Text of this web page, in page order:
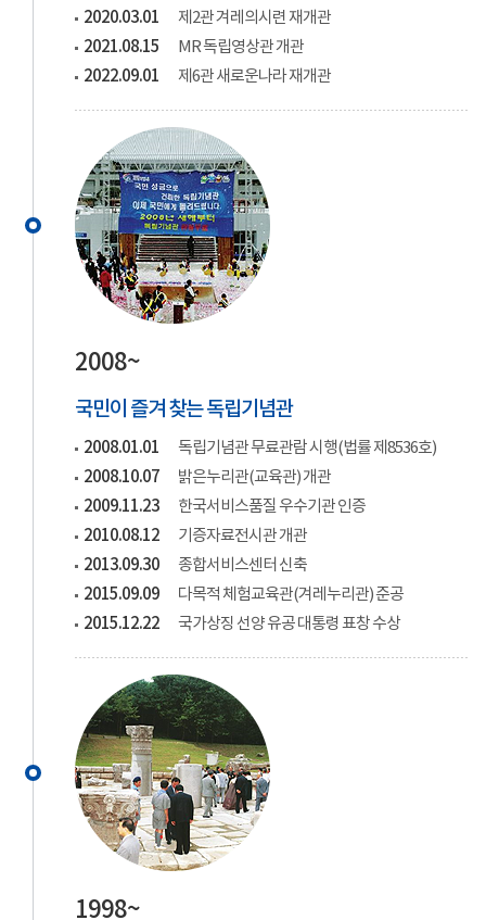
2020.03.01
제2관 겨레의시련 재개관
2021.08.15
MR 독립영상관 개관
2022.09.01
제6관 새로운나라 재개관
2008~
국민이 즐겨 찾는 독립기념관
2008.01.01
독립기념관 무료관람 시행(법률 제8536호)
2008.10.07
밝은누리관(교육관) 개관
2009.11.23
한국서비스품질 우수기관 인증
2010.08.12
기증자료전시관 개관
2013.09.30
종합서비스센터 신축
2015.09.09
다목적 체험교육관(겨레누리관) 준공
2015.12.22
국가상징 선양 유공 대통령 표창 수상
1998~